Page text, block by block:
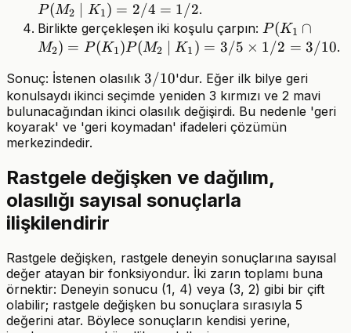
P(M2 K1) = 2/4 = 1/2.
Birlikte gerçekleşen iki koşulu çarpın: P(K_1\cap
P(K1 ∩
M2) = P(K1)P(M2 K1 ) = 3/5 × 1/2 = 3/10.
Sonuç: İstenen olasılık 3/10
3/10'dur. Eğer ilk bilye geri
konulsaydı ikinci seçimde yeniden 3 kırmızı ve 2 mavi
bulunacağından ikinci olasılık değişirdi. Bu nedenle 'geri
koyarak' ve 'geri koymadan' ifadeleri çözümün
merkezindedir.
Rastgele değişken ve dağılım,
olasılığı sayısal sonuçlarla
ilişkilendirir
Rastgele değişken, rastgele deneyin sonuçlarına sayısal
değer atayan bir fonksiyondur. İki zarın toplamı buna
örnektir: Deneyin sonucu (1, 4) veya (3, 2) gibi bir çift
olabilir; rastgele değişken bu sonuçlara sırasıyla 5
değerini atar. Böylece sonuçların kendisi yerine,